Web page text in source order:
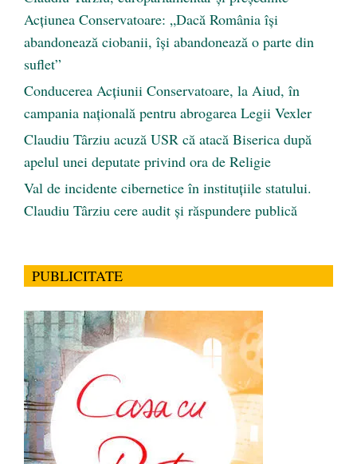
Acțiunea Conservatoare: „Dacă România își
abandonează ciobanii, își abandonează o parte din
suflet”
Conducerea Acțiunii Conservatoare, la Aiud, în
campania națională pentru abrogarea Legii Vexler
Claudiu Târziu acuză USR că atacă Biserica după
apelul unei deputate privind ora de Religie
Val de incidente cibernetice în instituțiile statului.
Claudiu Târziu cere audit și răspundere publică
PUBLICITATE